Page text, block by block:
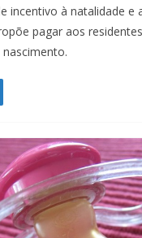
incentivo à natalidade e
pagar aos